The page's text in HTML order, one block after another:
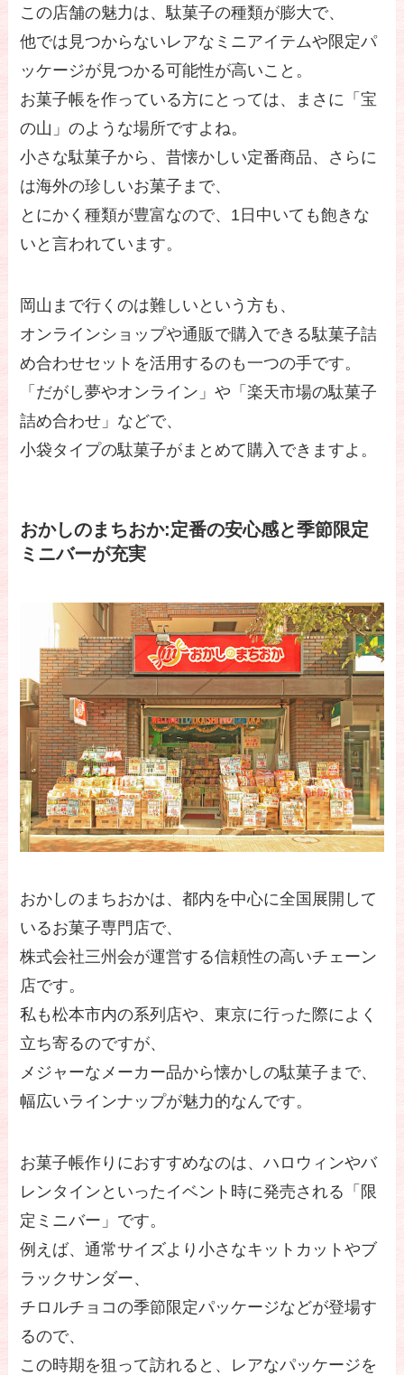
この店舗の魅力は、駄菓子の種類が膨大で、
他では見つからないレアなミニアイテムや限定パ
ッケージが見つかる可能性が高いこと。
お菓子帳を作っている方にとっては、まさに「宝
の山」のような場所ですよね。
小さな駄菓子から、昔懐かしい定番商品、さらに
は海外の珍しいお菓子まで、
とにかく種類が豊富なので、1日中いても飽きな
いと言われています。
岡山まで行くのは難しいという方も、
オンラインショップや通販で購入できる駄菓子詰
め合わせセットを活用するのも一つの手です。
「だがし夢やオンライン」や「楽天市場の駄菓子
詰め合わせ」などで、
小袋タイプの駄菓子がまとめて購入できますよ。
おかしのまちおか:定番の安心感と季節限定
ミニバーが充実
おかしのまちおかは、都内を中心に全国展開して
いるお菓子専門店で、
株式会社三州会が運営する信頼性の高いチェーン
店です。
私も松本市内の系列店や、東京に行った際によく
立ち寄るのですが、
メジャーなメーカー品から懐かしの駄菓子まで、
幅広いラインナップが魅力的なんです。
お菓子帳作りにおすすめなのは、ハロウィンやバ
レンタインといったイベント時に発売される「限
定ミニバー」です。
例えば、通常サイズより小さなキットカットやブ
ラックサンダー、
チロルチョコの季節限定パッケージなどが登場す
るので、
この時期を狙って訪れると、レアなパッケージを